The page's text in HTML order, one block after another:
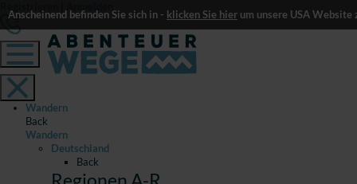
Anscheinend befinden Sie sich in - klicken Sie hier um unsere USA Website
Wandern
Back
Wandern
Deutschland
Back